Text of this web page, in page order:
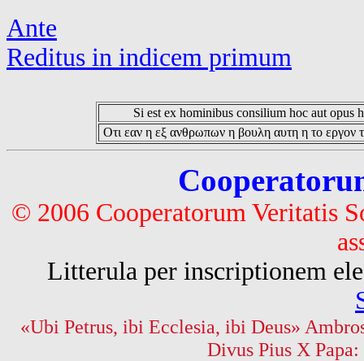
Ante
Reditus in indicem primum
Si est ex hominibus consilium hoc aut opus
Οτι εαν η εξ ανθρωπων η βουλη αυτη η το εργον
© 2006 Cooperatorum Veritatis
Litterula per inscriptionem
«Ubi Petrus, ibi Ecclesia, ibi Deus»
Divus Pius X Papa: